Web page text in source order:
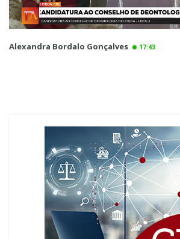
Alexandra Bordalo Gonçalves 17:43